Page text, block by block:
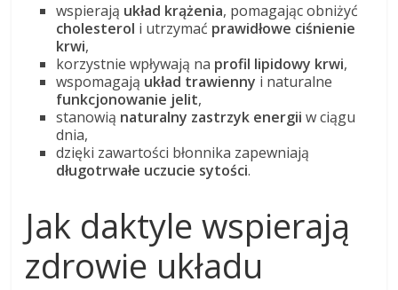
wspierają układ krążenia, pomagając obniżyć
cholesterol i utrzymać prawidłowe ciśnienie
krwi,
korzystnie wpływają na profil lipidowy krwi,
wspomagają układ trawienny i naturalne
funkcjonowanie jelit,
stanowią naturalny zastrzyk energii w ciągu
dnia,
dzięki zawartości błonnika zapewniają
długotrwałe uczucie sytości.
Jak daktyle wspierają
zdrowie układu